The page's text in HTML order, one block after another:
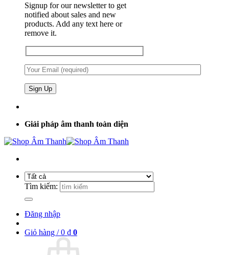
Signup for our newsletter to get
notified about sales and new
products. Add any text here or
remove it.
Giải pháp âm thanh toàn diện
Tìm kiếm:
Đăng nhập
Giỏ hàng /0 ₫ 0